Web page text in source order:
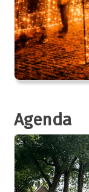
Agenda